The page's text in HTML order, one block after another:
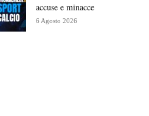
accuse e minacce
6 Agosto 2026